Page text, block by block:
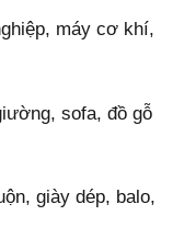
máy cơ khí,
sofa, đồ gỗ
giày dép, balo,